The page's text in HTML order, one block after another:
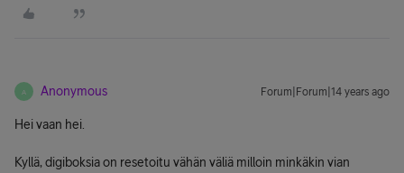
A Anonymous Forum|Forum|14 years ago
Hei vaan hei.
Kyllä, digiboksia on resetoitu vähän väliä milloin minkäkin vian